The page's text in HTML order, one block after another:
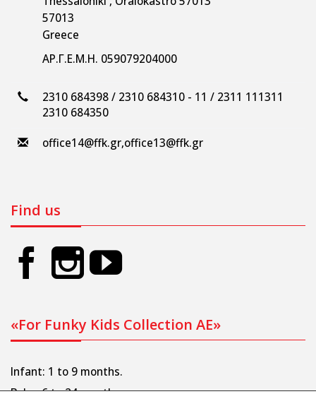
57013
Greece
ΑΡ.Γ.Ε.Μ.Η. 059079204000
2310 684398 / 2310 684310 - 11 / 2311 111311
2310 684350
office14@ffk.gr,office13@ffk.gr
Find us
«For Funky Kids Collection AE»
Infant: 1 to 9 months.
Bebe: 6 to 24 months.